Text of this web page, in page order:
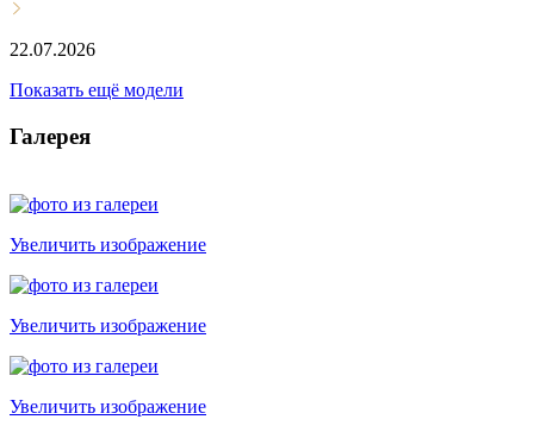
22.07.2026
Показать ещё модели
Галерея
Увеличить изображение
Увеличить изображение
Увеличить изображение